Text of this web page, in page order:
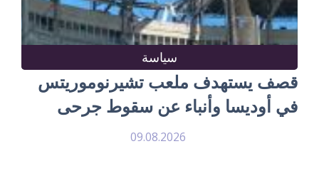
سياسة
قصف يستهدف ملعب تشيرنوموريتس
في أوديسا وأنباء عن سقوط جرحى
09.08.2026